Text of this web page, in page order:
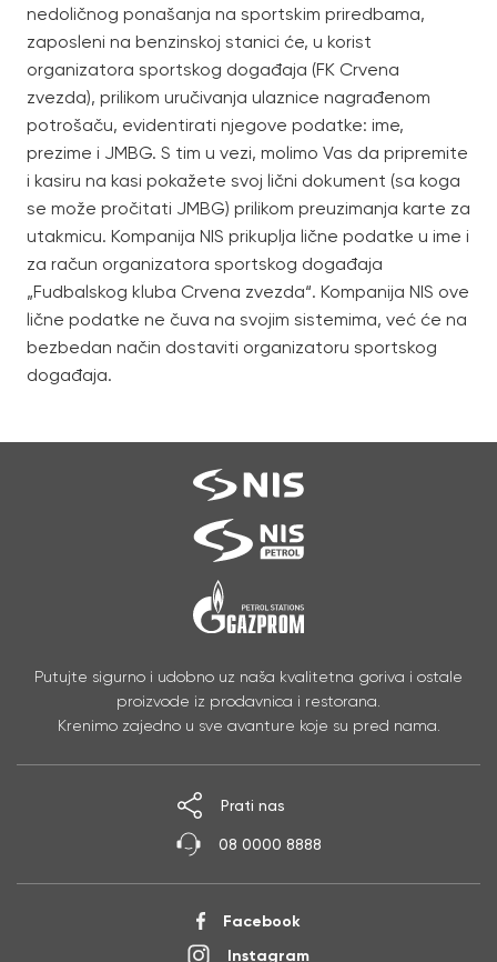
nedoličnog ponašanja na sportskim priredbama,
zaposleni na benzinskoj stanici će, u korist
organizatora sportskog događaja (FK Crvena
zvezda), prilikom uručivanja ulaznice nagrađenom
potrošaču, evidentirati njegove podatke: ime,
prezime i JMBG. S tim u vezi, molimo Vas da pripremite
i kasiru na kasi pokažete svoj lični dokument (sa koga
se može pročitati JMBG) prilikom preuzimanja karte za
utakmicu. Kompanija NIS prikuplja lične podatke u ime i
za račun organizatora sportskog događaja
„Fudbalskog kluba Crvena zvezda“. Kompanija NIS ove
lične podatke ne čuva na svojim sistemima, već će na
bezbedan način dostaviti organizatoru sportskog
događaja.
Putujte sigurno i udobno uz naša kvalitetna goriva i ostale
proizvode iz prodavnica i restorana.
Krenimo zajedno u sve avanture koje su pred nama.
Facebook
Instagram
Prati nas
08 0000 8888